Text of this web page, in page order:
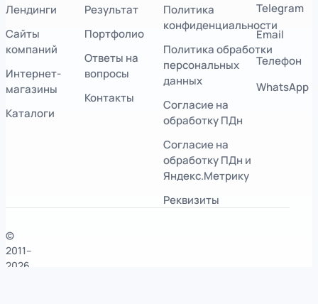
Лендинги
Сайты
компаний
Интернет-
магазины
Каталоги
Результат
Портфолио
Ответы на
вопросы
Контакты
Политика
конфиденциальности
Политика обработки
персональных
данных
Согласие на
обработку ПДн
Согласие на
обработку ПДн и
Яндекс.Метрику
Реквизиты
Telegram
Email
Телефон
WhatsApp
©
2011–
2026